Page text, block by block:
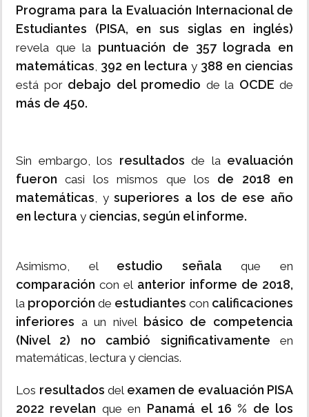
Programa para la Evaluación Internacional de
Estudiantes (PISA, en sus siglas en inglés)
revela que la puntuación de 357 lograda en
matemáticas, 392 en lectura y 388 en ciencias
está por debajo del promedio de la OCDE de
más de 450.
Sin embargo, los resultados de la evaluación
fueron casi los mismos que los de 2018 en
matemáticas, ysuperiores a los de ese año
en lectura y ciencias, según el informe.
Asimismo, el estudio señala que en
comparación con el anterior informe de 2018,
la proporción de estudiantes con calificaciones
inferiores a un nivel básico de competencia
(Nivel 2)
no cambió significativamente en
matemáticas, lectura y ciencias.
Los resultados del examen de evaluación PISA
2022 revelan que en Panamá el 16 % de los